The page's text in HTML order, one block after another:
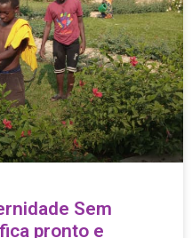
Sem
pronto e